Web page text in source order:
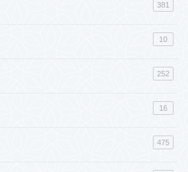
381
10
252
16
475